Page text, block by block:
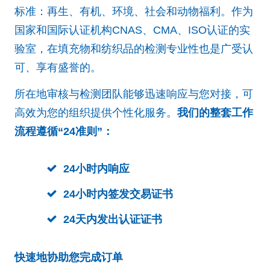
标准：再生、有机、环境、社会和动物福利。作为
国家和国际认证机构CNAS、CMA、ISO认证的实
验室，在填充物和纺织品的检测专业性也是广受认
可、享有盛誉的。
所在地审核与检测团队能够迅速响应与您对接，可
高效为您的组织提供个性化服务。 我们的整套工作
流程遵循“24准则”：
24小时内响应
24小时内签发交易证书
24天内发出认证证书
快速地协助您完成订单